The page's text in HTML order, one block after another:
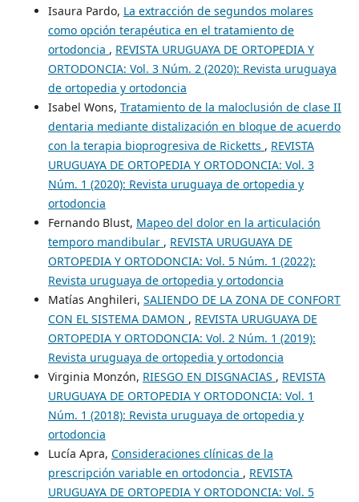
Isaura Pardo, La extracción de segundos molares
como opción terapéutica en el tratamiento de
ortodoncia , REVISTA URUGUAYA DE ORTOPEDIA Y
ORTODONCIA: Vol. 3 Núm. 2 (2020): Revista uruguaya
de ortopedia y ortodoncia
Isabel Wons, Tratamiento de la maloclusión de clase II
dentaria mediante distalización en bloque de acuerdo
con la terapia bioprogresiva de Ricketts , REVISTA
URUGUAYA DE ORTOPEDIA Y ORTODONCIA: Vol. 3
Núm. 1 (2020): Revista uruguaya de ortopedia y
ortodoncia
Fernando Blust, Mapeo del dolor en la articulación
temporo mandibular , REVISTA URUGUAYA DE
ORTOPEDIA Y ORTODONCIA: Vol. 5 Núm. 1 (2022):
Revista uruguaya de ortopedia y ortodoncia
Matías Anghileri, SALIENDO DE LA ZONA DE CONFORT
CON EL SISTEMA DAMON , REVISTA URUGUAYA DE
ORTOPEDIA Y ORTODONCIA: Vol. 2 Núm. 1 (2019):
Revista uruguaya de ortopedia y ortodoncia
Virginia Monzón, RIESGO EN DISGNACIAS , REVISTA
URUGUAYA DE ORTOPEDIA Y ORTODONCIA: Vol. 1
Núm. 1 (2018): Revista uruguaya de ortopedia y
ortodoncia
Lucía Apra, Consideraciones clínicas de la
prescripción variable en ortodoncia , REVISTA
URUGUAYA DE ORTOPEDIA Y ORTODONCIA: Vol. 5